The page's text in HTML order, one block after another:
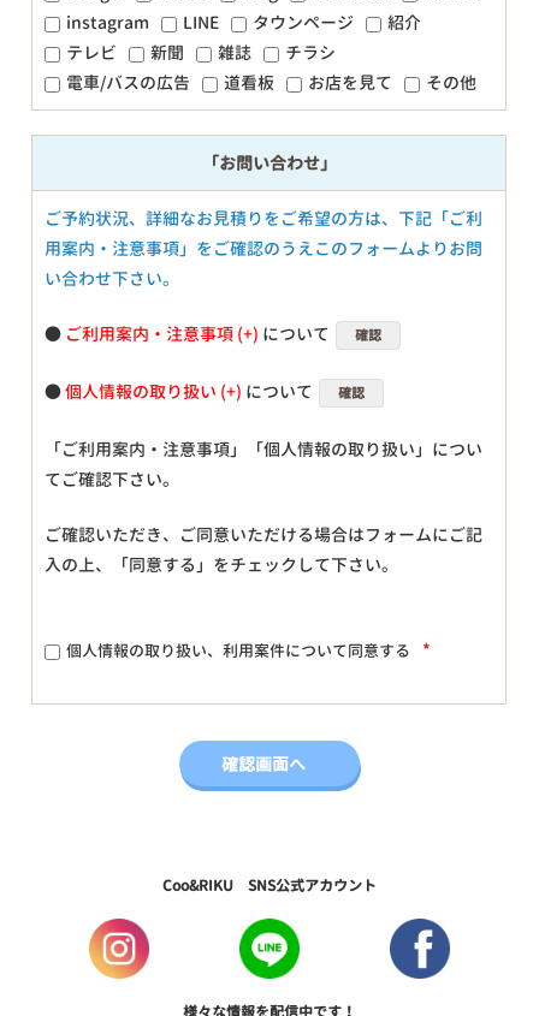
instagram
LINE タウンページ
紹介
テレビ
新聞 雑誌
チラシ
電車/バスの広告
道看板 お店を見て その他
「お問い合わせ」
ご予約状況、詳細なお見積りをご希望の方は、下記「ご利
用案内・注意事項」をご確認のうえこのフォームよりお問
い合わせ下さい。
● ご利用案内・注意事項 について 確認
●個人情報の取り扱い について 確認
「ご利用案内・注意事項」「個人情報の取り扱い」につい
てご確認下さい。
ご確認いただき、ご同意いただける場合はフォームにご記
入の上、「同意する」をチェックして下さい。
個人情報の取り扱い、利用案件について同意する *
Coo&RIKU SNS公式アカウント
様々な情報を配信中です！